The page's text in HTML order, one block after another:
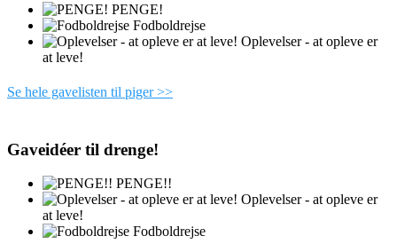
PENGE!
Fodboldrejse
Oplevelser - at opleve er
at leve!
Se hele gavelisten til piger >>
Gaveidéer til drenge!
PENGE!!
Oplevelser - at opleve er
at leve!
Fodboldrejse